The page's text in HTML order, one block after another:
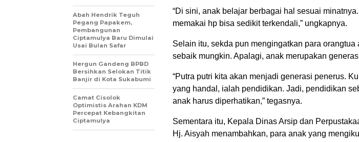
“Di sini, anak belajar berbagai hal sesuai
memakai hp bisa sedikit terkendali,” ungkapnya.
Selain itu, sekda pun mengingatkan para orangtua
sebaik mungkin. Apalagi, anak merupakan
“Putra putri kita akan menjadi generasi penerus.
yang handal, ialah pendidikan. Jadi, pendidikan
anak harus diperhatikan,” tegasnya.
Sementara itu, Kepala Dinas Arsip dan
Hj. Aisyah menambahkan, para anak yang
Abah Hendrik Teguh
Pegang Papakem,
Pembangunan
Ciptamulya Baru Dimulai
Usai Bulan Safar
Hergun Gandeng BPBD
Bersihkan Selokan Titik
Banjir di Kota Sukabumi
Camat Cisolok
Optimistis Arahan KDM
Percepat Kebangkitan
Ciptamulya